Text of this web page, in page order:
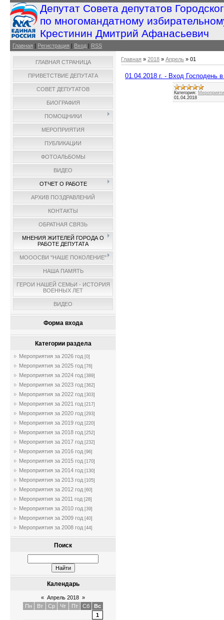
Депутат Совета депутатов
по многомандатному
Крестинин Дмитрий Афанасьевич
Главная | Регистрация | Вход | RSS
ГЛАВНАЯ СТРАНИЦА
ПРИВЕТСТВИЕ ДЕПУТАТА
СОВЕТ ДЕПУТАТОВ
БИОГРАФИЯ
ПОМОЩНИКИ
МЕРОПРИЯТИЯ
ПУБЛИКАЦИИ
ФОТОАЛЬБОМЫ
ВИДЕО
ОТЧЕТ О РАБОТЕ
АРХИВ ПОЗДРАВЛЕНИЙ
КОНТАКТЫ
ОБРАТНАЯ СВЯЗЬ
МНЕНИЯ ЖИТЕЛЕЙ ГОРОДА О
РАБОТЕ ДЕПУТАТА
МОООСВИ "НАШЕ ПОКОЛЕНИЕ"
НАША ПАМЯТЬ
ГЕРОИ НАШЕЙ СЕМЬИ - ИСТОРИЯ
ВОЕННЫХ ЛЕТ
ВИДЕО
Форма входа
Категории раздела
Мероприятия за 2026 год [0]
Мероприятия за 2025 год [76]
Мероприятия за 2024 год [389]
Мероприятия за 2023 год [362]
Мероприятия за 2022 год [303]
Мероприятия за 2021 год [217]
Мероприятия за 2020 год [293]
Мероприятия за 2019 год [220]
Мероприятия за 2018 год [252]
Мероприятия за 2017 год [232]
Мероприятия за 2016 год [96]
Мероприятия за 2015 год [170]
Мероприятия за 2014 год [130]
Мероприятия за 2013 год [105]
Мероприятия за 2012 год [60]
Мероприятия за 2011 год [28]
Мероприятия за 2010 год [39]
Мероприятия за 2009 год [40]
Мероприятия за 2008 год [44]
Поиск
Календарь
« Апрель 2018 »
Пн
Вт Ср Чт Пт Сб
Вс
1
Главная » 2018 » Апрель » 01
01.04.2018 г. - Вход Господень
Категория:
01.04.2018